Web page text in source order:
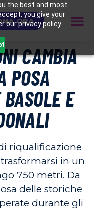
the best and most
you give your
our privacy policy.
ORA
CAMBIA
POSA
E
riqualificazione
in un
750 metri. Da
delle storiche
durante gli